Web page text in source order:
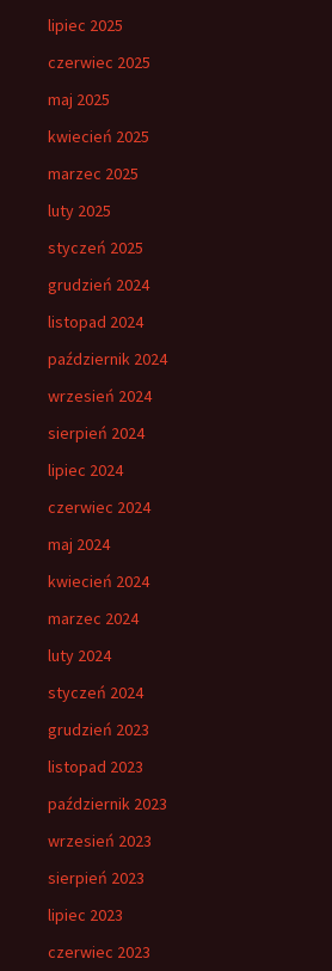
lipiec 2025
czerwiec 2025
maj 2025
kwiecień 2025
marzec 2025
luty 2025
styczeń 2025
grudzień 2024
listopad 2024
październik 2024
wrzesień 2024
sierpień 2024
lipiec 2024
czerwiec 2024
maj 2024
kwiecień 2024
marzec 2024
luty 2024
styczeń 2024
grudzień 2023
listopad 2023
październik 2023
wrzesień 2023
sierpień 2023
lipiec 2023
czerwiec 2023